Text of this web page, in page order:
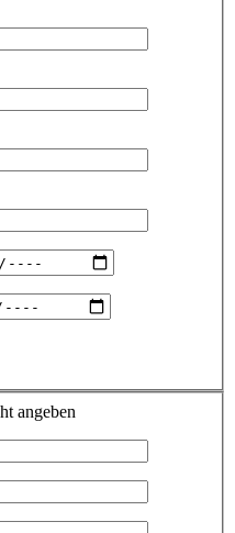
angeben